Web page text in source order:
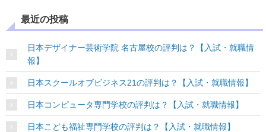
最近の投稿
日本デザイナー芸術学院 名古屋校の評判は？【入試・就職情
報】
日本スクールオブビジネス21の評判は？【入試・就職情報】
日本コンピュータ専門学校の評判は？【入試・就職情報】
日本こども福祉専門学校の評判は？【入試・就職情報】